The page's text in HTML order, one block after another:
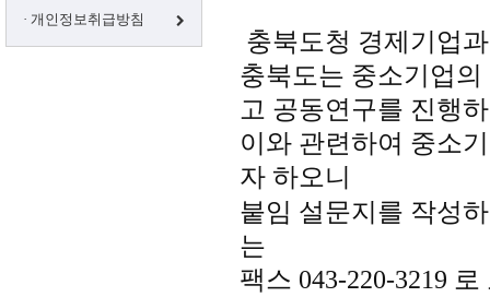
· 개인정보취급방침
충북도청 경제기업
충북도는 중소기업
고 공동연구를 진행
이와 관련하여 중소
자 하오니
붙임 설문지를 작성
는
팩스 043-220-3219 로